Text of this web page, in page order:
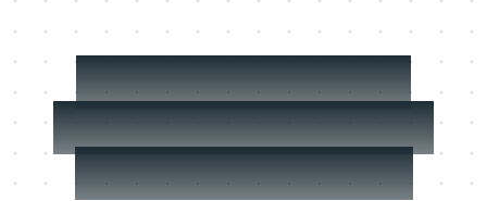
Trois choses sur
lesquelles nous ne
transigeons pas.